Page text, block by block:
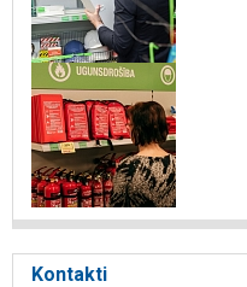
Kontakti